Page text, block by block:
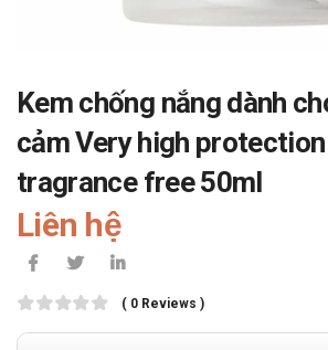
Kem chống nắng dành
cảm Very high
tragrance free 50ml
Liên hệ
( 0 Reviews )